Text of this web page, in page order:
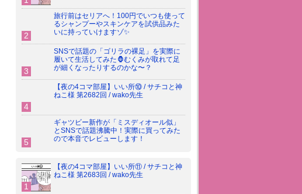
旅行前はセリアへ！100円でいつも使って
るシャンプーやスキンケアを試供品みた
いに持っていけますゾ✨
SNSで話題の「ゴリラの裸足」を実際に
履いて生活してみた🦍むくみが取れて足
が細くなったりするのかな〜？
【夜の4コマ部屋】いい所⑩ / サチコと神
ねこ様 第2682回 / wako先生
ギャツビー新作が「ミスディオール似」
とSNSで話題沸騰中！実際に買ってみた
ので本音でレビューします！
【夜の4コマ部屋】いい所⑪ / サチコと神
ねこ様 第2683回 / wako先生